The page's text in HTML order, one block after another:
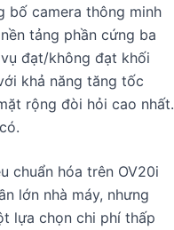
bố camera thông minh
tảng phần cứng ba
đạt/không đạt khối
khả năng tăng tốc
rộng đòi hỏi cao nhất.
chuẩn hóa trên OV20i
lớn nhà máy, nhưng
lựa chọn chi phí thấp